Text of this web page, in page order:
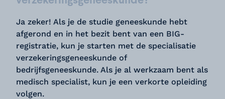
Ja zeker! Als je de studie geneeskunde hebt
afgerond en in het bezit bent van een BIG-
registratie, kun je starten met de specialisatie
verzekeringsgeneeskunde of
bedrijfsgeneeskunde. Als je al werkzaam bent als
medisch specialist, kun je een verkorte opleiding
volgen.